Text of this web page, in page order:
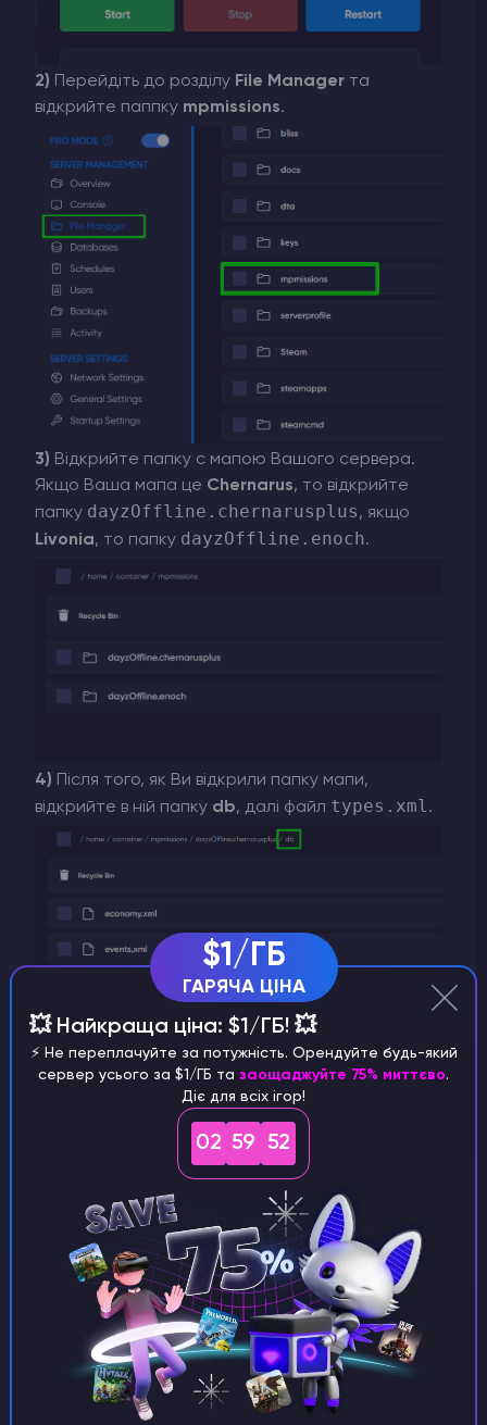
2) Перейдіть до розділу File Manager та
відкрийте паппку mpmissions.
3) Відкрийте папку с мапою Вашого сервера.
Якщо Ваша мапа це Chernarus, то відкрийте
папку dayzOffline.chernarusplus, якщо
Livonia, то папку dayzOffline.enoch.
4) Після того, як Ви відкрили папку мапи,
відкрийте в ній папку db, далі файл types.xml .
В цьому файлі Ви вже можете редагувати
спавни різноманітних предметів та ресурсів.
$1/ГБ
ГАРЯЧА ЦІНА
💥 Найкраща ціна: $1/ГБ! 💥
⚡️ Не переплачуйте за потужність. Орендуйте будь-який
сервер усього за $1/ГБ та заощаджуйте 75% миттєво.
Діє для всіх ігор!
02 59 51